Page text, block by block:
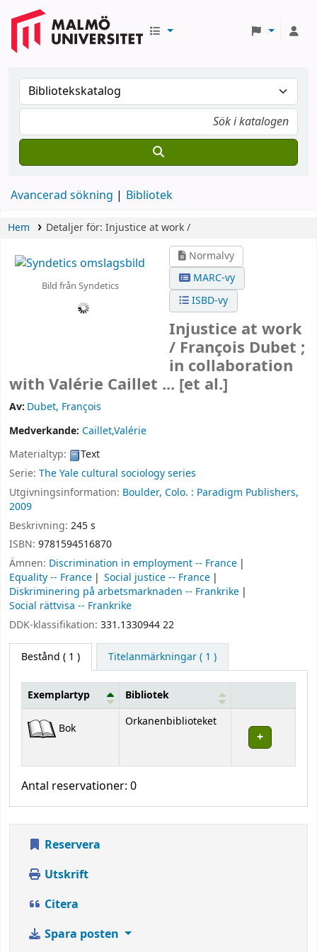
Avancerad sökning Bibliotek
Hem Detaljer för: Injustice at work /
Bild från Syndetics
Normalvy
MARC-vy
ISBD-vy
Injustice at work
/ François Dubet ;
in collaboration
with Valérie Caillet ... [et al.]
Av: Dubet, François
Medverkande: Caillet,Valérie
Materialtyp:
Text
Serie: The Yale cultural sociology series
Utgivningsinformation: Boulder, Colo. : Paradigm Publishers,
2009
Beskrivning: 245 s
ISBN: 9781594516870
Ämnen: Discrimination in employment -- France
Equality -- France
Social justice -- France
Diskriminering på arbetsmarknaden -- Frankrike
Social rättvisa -- Frankrike
DDK-klassifikation: 331.1330944 22
Bestånd ( 1 ) Titelanmärkningar ( 1 )
Bestånd
Exemplartyp Bibliotek
Bok Orkanenbiblioteket
Antal reservationer: 0
Reservera
Utskrift
Citera
Spara posten